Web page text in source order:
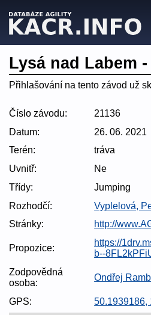
Lysá nad Labem
Přihlašování na tento závod už
Číslo závodu:
21136
Datum:
26. 06. 2021
Terén:
tráva
Uvnitř:
Ne
Třídy:
Jumping
Rozhodčí:
Vyplelová,
Stránky:
http://
Propozice:
https://
b--
Zodpovědná
osoba:
Ondřej
GPS: 50.1939186,